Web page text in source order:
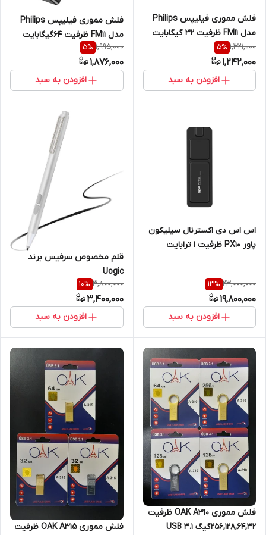
فلش مموری فیلیپس Philips
مدل FM11 ظرفیت 32 گیگابایت
USB 3.2
1,321,000
5%
1,242,000
افزودن به سبد
فلش مموری فیلیپس Philips
مدل FM11 ظرفیت 64گیگابایت
USB 3.2
1,995,000
5%
1,876,000
افزودن به سبد
اس اس دی اکسترنال سیلیکون
پاور PX10 ظرفیت 1 ترابایت
23,000,000
13%
19,800,000
افزودن به سبد
قلم مخصوص سرفیس برند
Uogic
3,800,000
10%
3,400,000
افزودن به سبد
فلش مموری OAK A310 ظرفیت
256,128,64,32گیگ USB 3.1
فلش مموری OAK A315 ظرفیت